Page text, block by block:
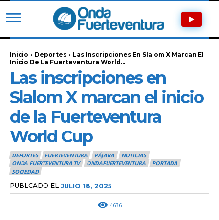
Inicio Deportes
Las Inscripciones En Slalom X Marcan El
Inicio De La Fuerteventura World...
Las inscripciones en
Slalom X marcan el inicio
de la Fuerteventura
World Cup
DEPORTES FUERTEVENTURA PÁJARA
NOTICIAS
ONDA FUERTEVENTURA TV
ONDAFUERTEVENTURA
PORTADA
SOCIEDAD
PUBLCADO EL JULIO 18, 2025
4636